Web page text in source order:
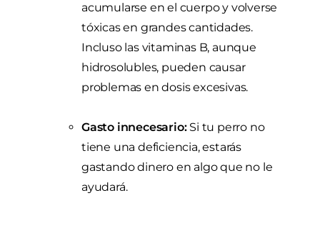
acumularse en el cuerpo y volverse
tóxicas en grandes cantidades.
Incluso las vitaminas B, aunque
hidrosolubles, pueden causar
problemas en dosis excesivas.
Gasto innecesario: Si tu perro no
tiene una deficiencia, estarás
gastando dinero en algo que no le
ayudará.